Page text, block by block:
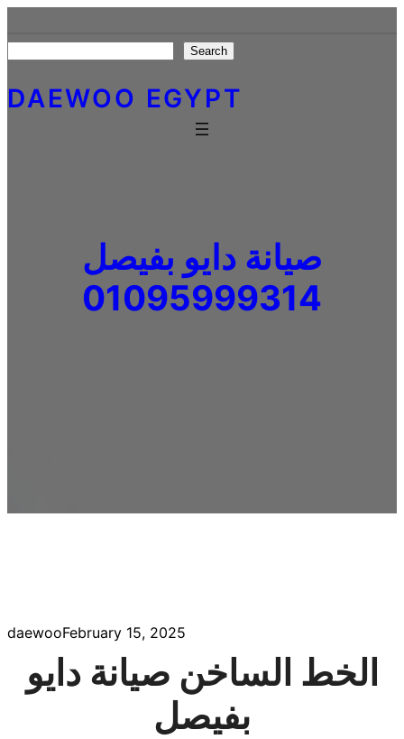
to
content
Search
DAEWOO EGYPT
صيانة دايو بفيصل
01095999314
daewooFebruary 15, 2025
الخط الساخن صيانة دايو
بفيصل